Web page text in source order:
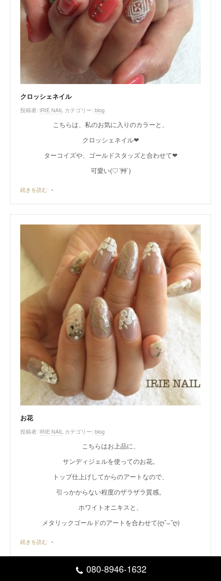
クロッシェネイル
投稿者: IRIE NAIL カテゴリー: blog
こちらは、私のお気に入りのカラーと、
クロッシェネイル❤︎
ターコイズや、ゴールドスタッズと合わせて❤︎
可愛い(♡´艸`)
続きを読む •
お花
投稿者: IRIE NAIL カテゴリー: blog
こちらはお上品に、
サンディジェルを使ってのお花。
トップ仕上げしてからのアートなので、
引っかからない程度のザラザラ質感。
ホワイトオニキスと、
メタリックゴールドのアートを合わせて(ღ˘⌣˘ღ)
続きを読む •
080-8946-1632